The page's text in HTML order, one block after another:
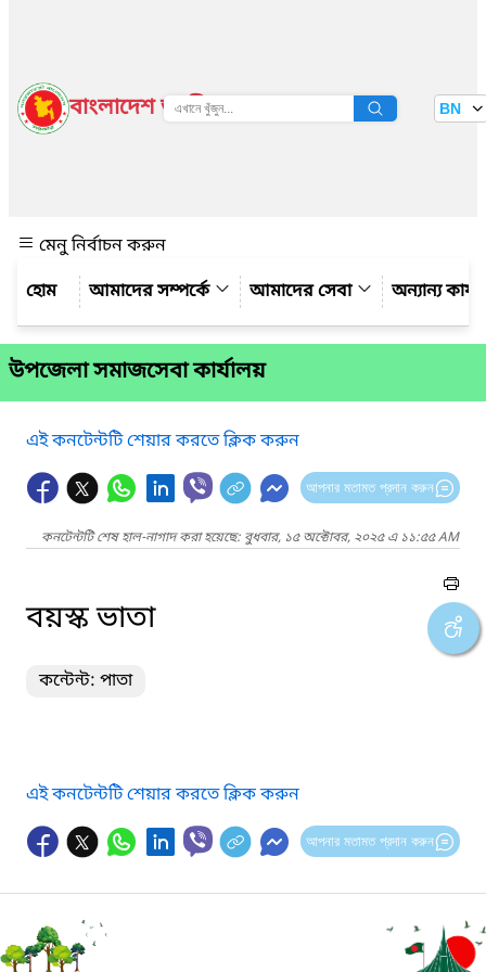
বাংলাদেশ জাতীয় তথ্য বাতায়ন BN
মেনু নির্বাচন করুন
আমাদের সম্পর্কে
আমাদের সেবা অন্যান্য
উপজেলা সমাজসেবা কার্যালয়
এই কনটেন্টটি শেয়ার করতে ক্লিক করুন
আপনার মতামত প্রদান করুন
কনটেন্টটি শেষ হাল-নাগাদ করা হয়েছে: বুধবার, ১৫ অক্টোবর, ২০২৫ এ ১১:৫৫ AM
বয়স্ক ভাতা
কন্টেন্ট: পাতা
এই কনটেন্টটি শেয়ার করতে ক্লিক করুন
আপনার মতামত প্রদান করুন